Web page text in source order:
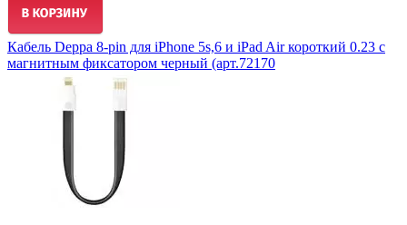
Кабель Deppa 8-pin для iPhone 5s,6 и iPad Air короткий 0.23 с
магнитным фиксатором черный (арт.72170